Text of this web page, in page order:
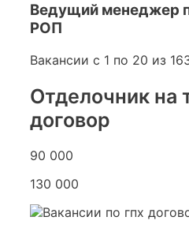
Ведущий менеджер
РОП
Вакансии с 1 по 20 из
Отделочник на
договор
90 000
130 000